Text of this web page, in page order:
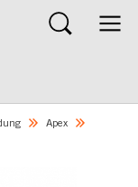
Produkten
Apex